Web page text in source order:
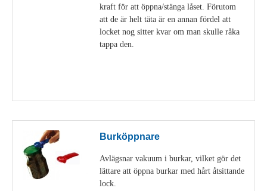
kraft för att öppna/stänga låset. Förutom
att de är helt täta är en annan fördel att
locket nog sitter kvar om man skulle råka
tappa den.
Burköppnare
Avlägsnar vakuum i burkar, vilket gör det
lättare att öppna burkar med hårt åtsittande
lock.